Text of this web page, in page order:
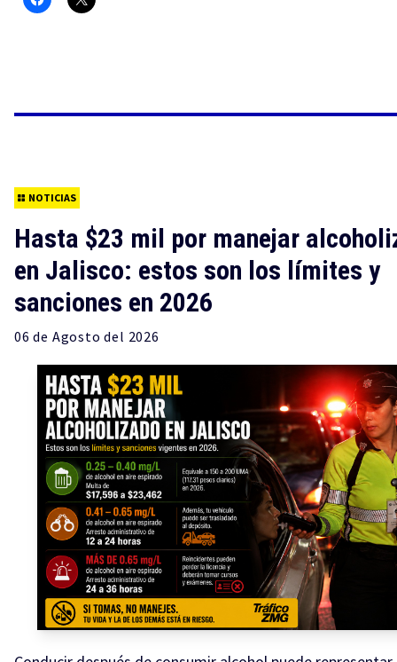
NOTICIAS
Hasta $23 mil por manejar
en Jalisco: estos son los límites y
sanciones en 2026
06 de Agosto del 2026